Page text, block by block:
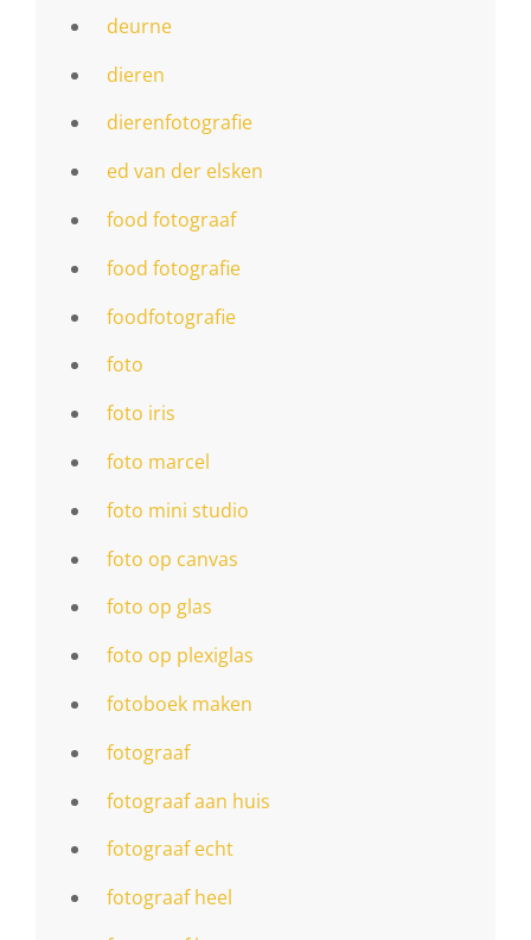
deurne
dieren
dierenfotografie
ed van der elsken
food fotograaf
food fotografie
foodfotografie
foto
foto iris
foto marcel
foto mini studio
foto op canvas
foto op glas
foto op plexiglas
fotoboek maken
fotograaf
fotograaf aan huis
fotograaf echt
fotograaf heel